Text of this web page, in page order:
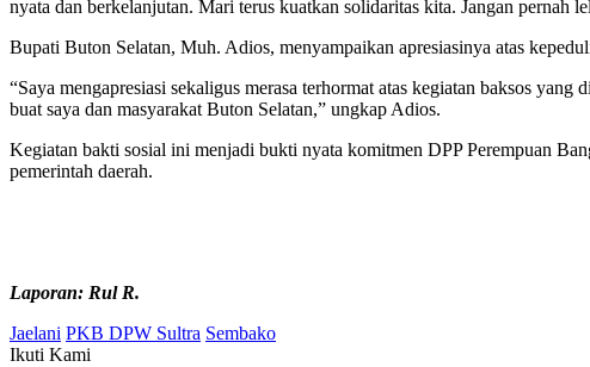
nyata dan berkelanjutan. Mari terus kuatkan solidaritas kita. Jangan pernah
Bupati Buton Selatan, Muh. Adios, menyampaikan apresiasinya atas
“Saya mengapresiasi sekaligus merasa terhormat atas kegiatan baksos
buat saya dan masyarakat Buton Selatan,” ungkap Adios.
Kegiatan bakti sosial ini menjadi bukti nyata komitmen DPP Perempuan
pemerintah daerah.
Laporan: Rul R.
Jaelani PKB DPW Sultra Sembako
Ikuti Kami